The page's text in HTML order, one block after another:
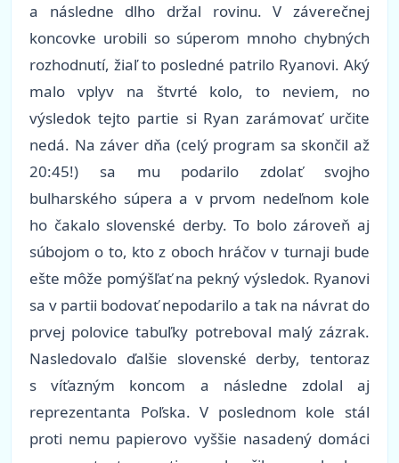
a následne dlho držal rovinu. V záverečnej
koncovke urobili so súperom mnoho chybných
rozhodnutí, žiaľ to posledné patrilo Ryanovi. Aký
malo vplyv na štvrté kolo, to neviem, no
výsledok tejto partie si Ryan zarámovať určite
nedá. Na záver dňa (celý program sa skončil až
20:45!) sa mu podarilo zdolať svojho
bulharského súpera a v prvom nedeľnom kole
ho čakalo slovenské derby. To bolo zároveň aj
súbojom o to, kto z oboch hráčov v turnaji bude
ešte môže pomýšľať na pekný výsledok. Ryanovi
sa v partii bodovať nepodarilo a tak na návrat do
prvej polovice tabuľky potreboval malý zázrak.
Nasledovalo ďalšie slovenské derby, tentoraz
s víťazným koncom a následne zdolal aj
reprezentanta Poľska. V poslednom kole stál
proti nemu papierovo vyššie nasadený domáci